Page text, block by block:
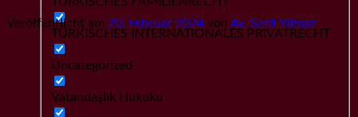
TÜRKISCHES INTERNATIONALES PRIVATRECHT
Uncategorized
Vatandaşlık Hukuku
Veröffentlicht am 20. Februar 2024 von Av. Serif Yilmaz